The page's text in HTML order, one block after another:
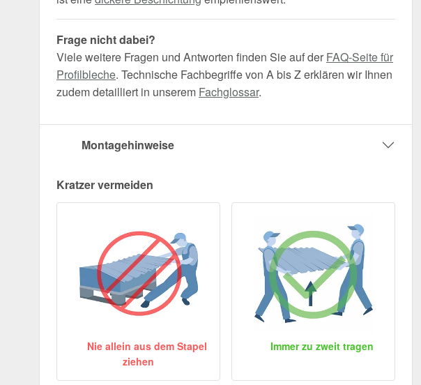
Frage nicht dabei?
Viele weitere Fragen und Antworten finden Sie auf der FAQ-Seite für
Profilbleche. Technische Fachbegriffe von A bis Z erklären wir Ihnen
zudem detailliert in unserem Fachglossar.
Montagehinweise
Kratzer vermeiden
Nie allein aus dem Stapel
ziehen
Immer zu zweit tragen